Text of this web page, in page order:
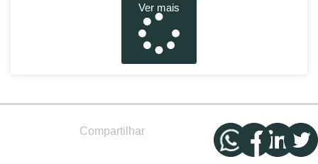
Ver mais
Compartilhar